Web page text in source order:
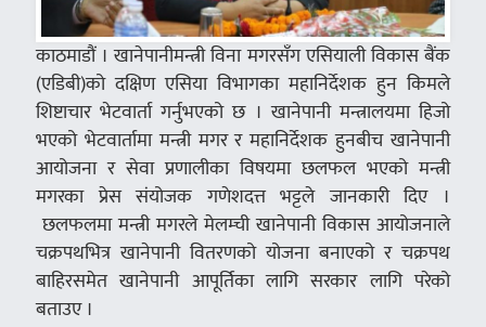
काठमाडौं । खानेपानीमन्त्री विना मगरसँग एसियाली विकास बैंक
(एडिबी)को दक्षिण एसिया विभागका महानिर्देशक हुन किमले
शिष्टाचार भेटवार्ता गर्नुभएको छ । खानेपानी मन्त्रालयमा हिजो
भएको भेटवार्तामा मन्त्री मगर र महानिर्देशक हुनबीच खानेपानी
आयोजना र सेवा प्रणालीका विषयमा छलफल भएको मन्त्री
मगरका प्रेस संयोजक गणेशदत्त भट्टले जानकारी दिए ।
छलफलमा मन्त्री मगरले मेलम्ची खानेपानी विकास आयोजनाले
चक्रपथभित्र खानेपानी वितरणको योजना बनाएको र चक्रपथ
बाहिरसमेत खानेपानी आपूर्तिका लागि सरकार लागि परेको
बताउए ।